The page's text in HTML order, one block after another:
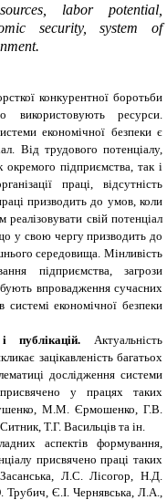
labor potential,
security, system of
конкурентної боротьби
використовують ресурси.
економічної безпеки є
Від трудового потенціалу,
підприємства, так і
праці, відсутність
призводить до умов, коли
свій потенціал
у свою чергу призводить до
середовища. Мінливість
підприємства, загрози
впровадження сучасних
системі економічної безпеки
публікацій. Актуальність
зацікавленість багатьох
дослідження системи
у працях таких
М.М. Єрмошенко, Г.В.
Т.Г. Васильців та ін.
аспектів формування,
присвячено праці таких
Л.С. Лісогор, Н.Д.
Є.І. Чернявська, Л.А.,